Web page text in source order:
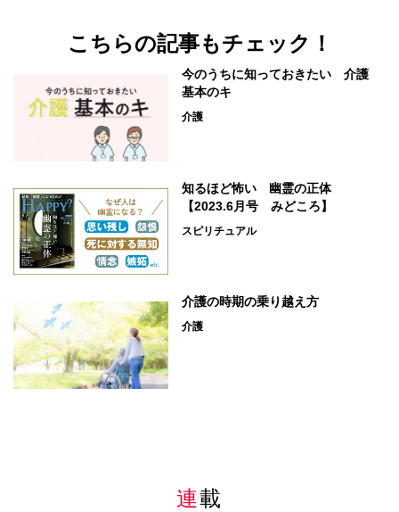
こちらの記事もチェック！
今のうちに知っておきたい 介護
基本のキ
介護
知るほど怖い 幽霊の正体
【2023.6月号 みどころ】
スピリチュアル
介護の時期の乗り越え方
介護
連載